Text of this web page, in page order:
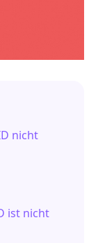
nicht
ist nicht